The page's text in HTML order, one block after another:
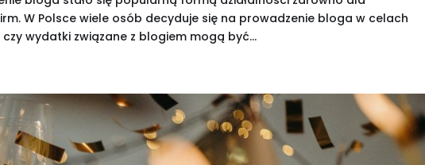
W Polsce wiele osób decyduje się na prowadzenie bloga w celach
wydatki związane z blogiem mogą być...